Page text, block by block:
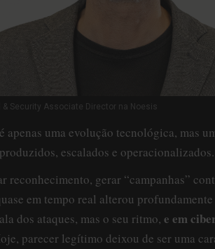
& Security Associate Director na Noesis
apenas uma evolução tecnológica, mas
escalados e operacionalizados.
reconhecimento, gerar “campanhas”
em tempo real alterou
dos ataques, mas o seu ritmo, e em
parecer legítimo deixou de ser uma